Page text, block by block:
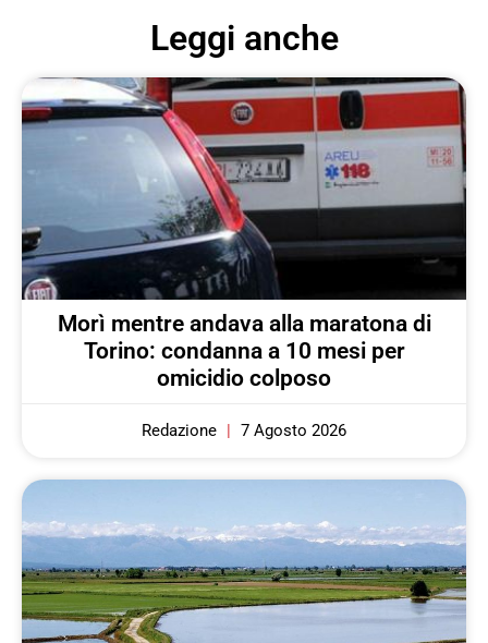
Leggi anche
Morì mentre andava alla maratona di
Torino: condanna a 10 mesi per
omicidio colposo
Redazione 7 Agosto 2026